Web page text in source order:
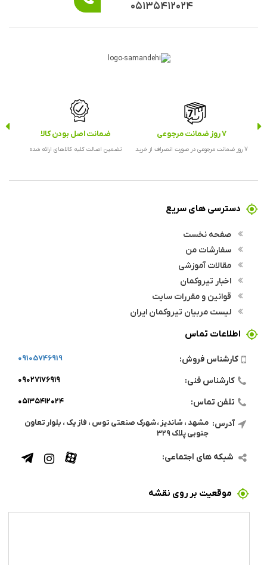
۰۵۱۳۵۴۱۲۰۲۴
7 روز ضمانت مرجوعی
7 روز ضمانت مرجوعی در صورت انصراف از خرید
ضمانت اصل بودن کالا
تضمین اصالت کلیه کالاهای ارائه شده
دسترسی های سریع
صفحه نخست
سفارشات من
مقالات آموزشی
اخبار تیروکمان
قوانین و مقررات سایت
لیست مربیان تیروکمان ایران
اطلاعات تماس
کارشناس فروش: 09105746919
کارشناس فنی: ۰۹۰۲۷۱۷۶۹۱۹
تلفن تماس: ۰۵۱۳۵۴۱۲۰۲۴
آدرس: مشهد ، شاندیز ،شهرک صنعتی توس ، فاز یک ، بلوار تعاون
جنوبی پلاک ۳۲۹
شبکه های اجتماعی:
موقعیت بر روی نقشه